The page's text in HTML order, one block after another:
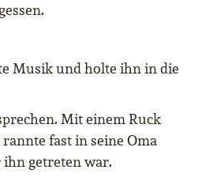
Musik und holte ihn in die
Mit einem Ruck
fast in seine Oma
getreten war.